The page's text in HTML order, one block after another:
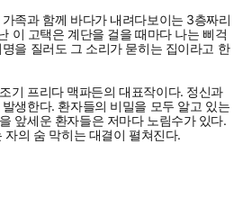
족과 함께 바다가 내려다보이는 3층짜리
이 고택은 계단을 걸을 때마다 나는 삐걱
을 질러도 그 소리가 묻히는 집이라고 한
기 프리다 맥파든의 대표작이다. 정신과
생한다. 환자들의 비밀을 모두 알고 있는
앞세운 환자들은 저마다 노림수가 있다.
의 숨 막히는 대결이 펼쳐진다.